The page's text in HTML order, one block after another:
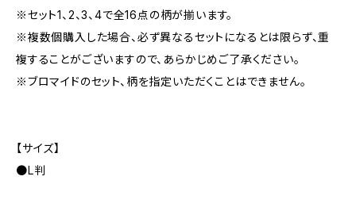
※セット1、2、3、4で全16点の柄が揃います。
※複数個購入した場合、必ず異なるセットになるとは限らず、重
複することがございますので、あらかじめご了承ください。
※ブロマイドのセット、柄を指定いただくことはできません。
【サイズ】
●L判